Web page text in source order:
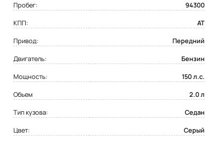
Пробег:
94300
КПП:
AT
Привод:
Передний
Двигатель:
Бензин
Мощность:
150 л.с.
Объем
2.0 л
Тип кузова:
Седан
Цвет:
Серый